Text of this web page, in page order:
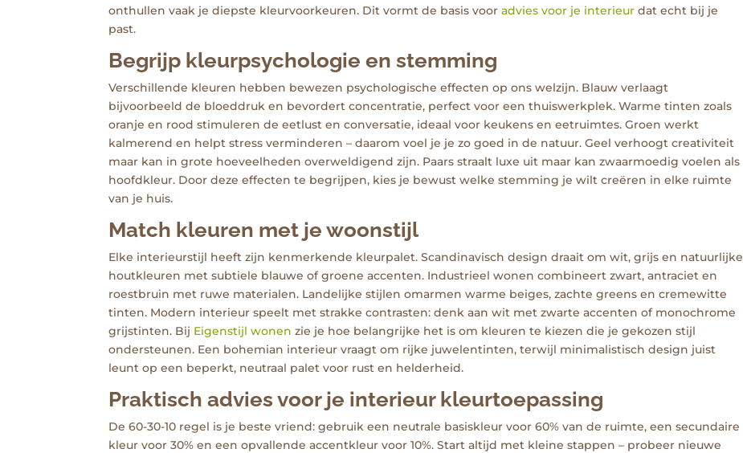
onthullen vaak je diepste kleurvoorkeuren. Dit vormt de basis voor advies voor je interieurdat echt bij je
past.
Begrijp kleurpsychologie en stemming
Verschillende kleuren hebben bewezen psychologische effecten op ons welzijn. Blauw verlaagt
bijvoorbeeld de bloeddruk en bevordert concentratie, perfect voor een thuiswerkplek. Warme tinten zoals
oranje en rood stimuleren de eetlust en conversatie, ideaal voor keukens en eetruimtes. Groen werkt
kalmerend en helpt stress verminderen – daarom voel je je zo goed in de natuur. Geel verhoogt creativiteit
maar kan in grote hoeveelheden overweldigend zijn. Paars straalt luxe uit maar kan zwaarmoedig voelen als
hoofdkleur. Door deze effecten te begrijpen, kies je bewust welke stemming je wilt creëren in elke ruimte
van je huis.
Match kleuren met je woonstijl
Elke interieurstijl heeft zijn kenmerkende kleurpalet. Scandinavisch design draait om wit, grijs en natuurlijke
houtkleuren met subtiele blauwe of groene accenten. Industrieel wonen combineert zwart, antraciet en
roestbruin met ruwe materialen. Landelijke stijlen omarmen warme beiges, zachte greens en cremewitte
tinten. Modern interieur speelt met strakke contrasten: denk aan wit met zwarte accenten of monochrome
grijstinten. Bij Eigenstijl wonen zie je hoe belangrijke het is om kleuren te kiezen die je gekozen stijl
ondersteunen. Een bohemian interieur vraagt om rijke juwelentinten, terwijl minimalistisch design juist
leunt op een beperkt, neutraal palet voor rust en helderheid.
Praktisch advies voor je interieur kleurtoepassing
De 60-30-10 regel is je beste vriend: gebruik een neutrale basiskleur voor 60% van de ruimte, een secundaire
kleur voor 30% en een opvallende accentkleur voor 10%. Start altijd met kleine stappen – probeer nieuwe